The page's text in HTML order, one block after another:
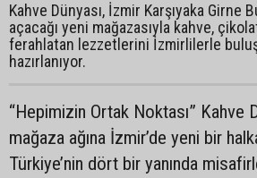
Kahve Dünyası, İzmir Karşıyaka Girne
açacağı yeni mağazasıyla kahve,
ferahlatan lezzetlerini İzmirlilerle
hazırlanıyor.
“Hepimizin Ortak Noktası” Kahve
mağaza ağına İzmir’de yeni bir
Türkiye’nin dört bir yanında